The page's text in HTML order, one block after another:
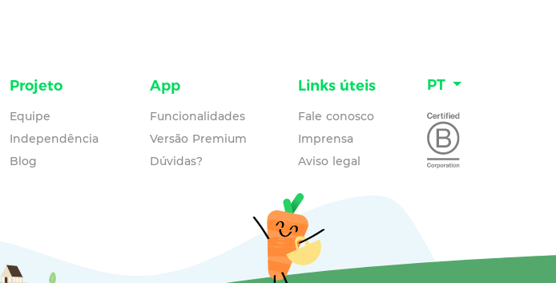
Projeto
Equipe
Independência
Blog
App
Funcionalidades
Versão Premium
Dúvidas?
Links úteis
Fale conosco
Imprensa
Aviso legal
PT